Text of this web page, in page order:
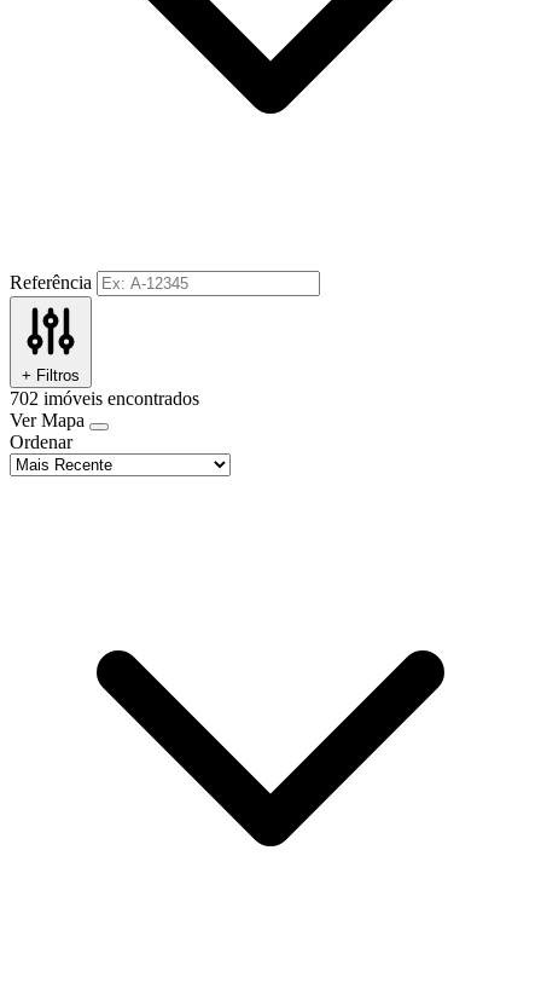
Referência
+ Filtros
702 imóveis encontrados
Ver Mapa
Ordenar